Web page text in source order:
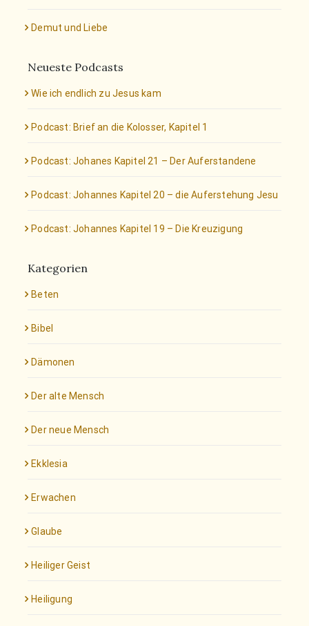
Demut und Liebe
Neueste Podcasts
Wie ich endlich zu Jesus kam
Podcast: Brief an die Kolosser, Kapitel 1
Podcast: Johanes Kapitel 21 – Der Auferstandene
Podcast: Johannes Kapitel 20 – die Auferstehung Jesu
Podcast: Johannes Kapitel 19 – Die Kreuzigung
Kategorien
Beten
Bibel
Dämonen
Der alte Mensch
Der neue Mensch
Ekklesia
Erwachen
Glaube
Heiliger Geist
Heiligung